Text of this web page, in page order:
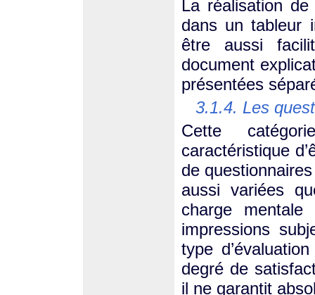
La réalisation
dans un tableur
être aussi
document
présentées
3.1.4. Les
Cette
caractéristique
de
aussi variées
charge
impressions
type
degré de
il ne garantit